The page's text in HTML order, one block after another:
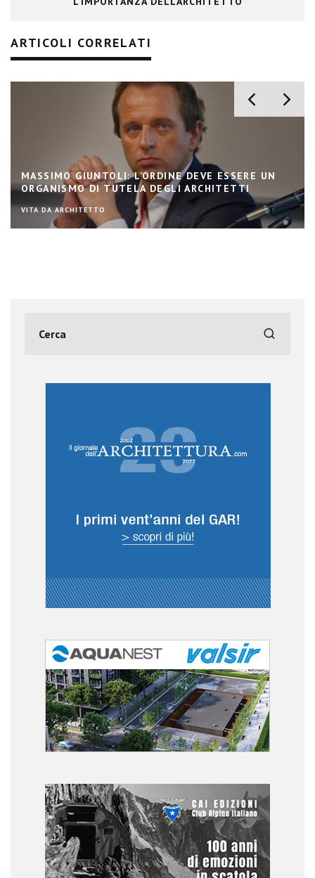
ARTICOLI CORRELATI
MASSIMO GIUNTOLI: L’ORDINE DEVE ESSERE UN
ORGANISMO DI TUTELA DEGLI ARCHITETTI
VITA DA ARCHITETTO